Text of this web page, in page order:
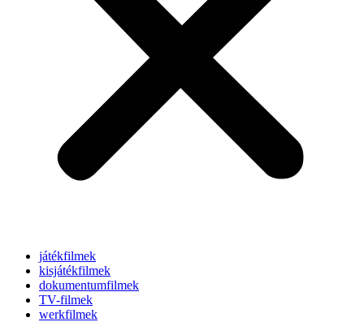
játékfilmek
kisjátékfilmek
dokumentumfilmek
TV-filmek
werkfilmek